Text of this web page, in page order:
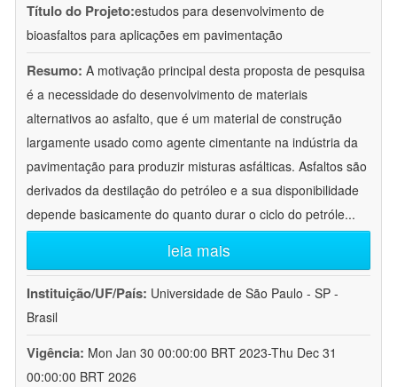
Título do Projeto:estudos para desenvolvimento de
bioasfaltos para aplicações em pavimentação
Resumo: A motivação principal desta proposta de pesquisa
é a necessidade do desenvolvimento de materiais
alternativos ao asfalto, que é um material de construção
largamente usado como agente cimentante na indústria da
pavimentação para produzir misturas asfálticas. Asfaltos são
derivados da destilação do petróleo e a sua disponibilidade
depende basicamente do quanto durar o ciclo do petróle...
leia mais
Instituição/UF/País: Universidade de São Paulo - SP -
Brasil
Vigência: Mon Jan 30 00:00:00 BRT 2023-Thu Dec 31
00:00:00 BRT 2026